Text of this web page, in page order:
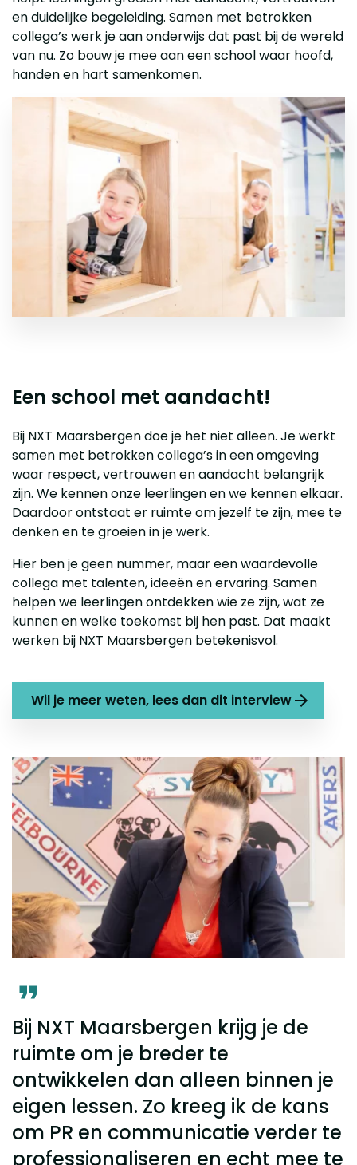
en duidelijke begeleiding. Samen met betrokken
collega’s werk je aan onderwijs dat past bij de wereld
van nu. Zo bouw je mee aan een school waar hoofd,
handen en hart samenkomen.
Een school met aandacht!
Bij NXT Maarsbergen doe je het niet alleen. Je werkt
samen met betrokken collega’s in een omgeving
waar respect, vertrouwen en aandacht belangrijk
zijn. We kennen onze leerlingen en we kennen elkaar.
Daardoor ontstaat er ruimte om jezelf te zijn, mee te
denken en te groeien in je werk.
Hier ben je geen nummer, maar een waardevolle
collega met talenten, ideeën en ervaring. Samen
helpen we leerlingen ontdekken wie ze zijn, wat ze
kunnen en welke toekomst bij hen past. Dat maakt
werken bij NXT Maarsbergen betekenisvol.
Wil je meer weten, lees dan dit interview
Bij NXT Maarsbergen krijg je de
ruimte om je breder te
ontwikkelen dan alleen binnen je
eigen lessen. Zo kreeg ik de kans
om PR en communicatie verder te
professionaliseren en echt mee te